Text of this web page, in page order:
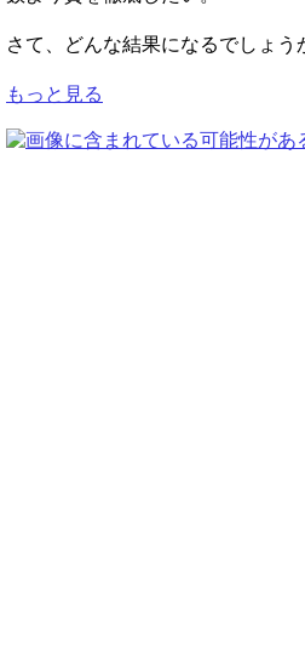
さて、どんな結果になるでしょう
もっと見る